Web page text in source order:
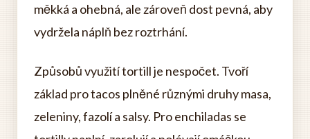
měkká a ohebná, ale zároveň dost pevná, aby
vydržela náplň bez roztrhání.
Způsobů využití tortill je nespočet. Tvoří
základ pro tacos plněné různými druhy masa,
zeleniny, fazolí a salsy. Pro enchiladas se